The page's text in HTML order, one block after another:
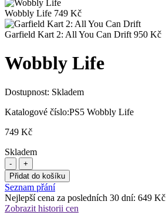
Wobbly Life 749 Kč
Garfield Kart 2: All You Can Drift 950 Kč
Wobbly Life
Dostupnost: Skladem
Katalogové číslo:PS5 Wobbly Life
749 Kč
Skladem
Přidat do košíku
Seznam přání
Nejlepší cena za posledních 30 dní: 649 Kč
Zobrazit historii cen